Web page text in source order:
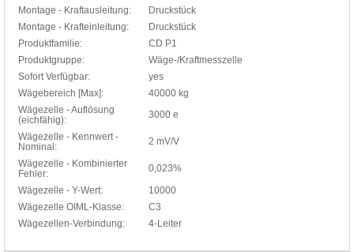
Montage - Kraftausleitung:
Druckstück
Montage - Krafteinleitung:
Druckstück
Produktfamilie:
CD P1
Produktgruppe:
Wäge-/Kraftmesszelle
Sofort Verfügbar:
yes
Wägebereich [Max]:
40000 kg
Wägezelle - Auflösung
(eichfähig):
3000 e
Wägezelle - Kennwert -
Nominal:
2 mV/V
Wägezelle - Kombinierter
Fehler:
0,023%
Wägezelle - Y-Wert:
10000
Wägezelle OIML-Klasse:
C3
Wägezellen-Verbindung:
4-Leiter